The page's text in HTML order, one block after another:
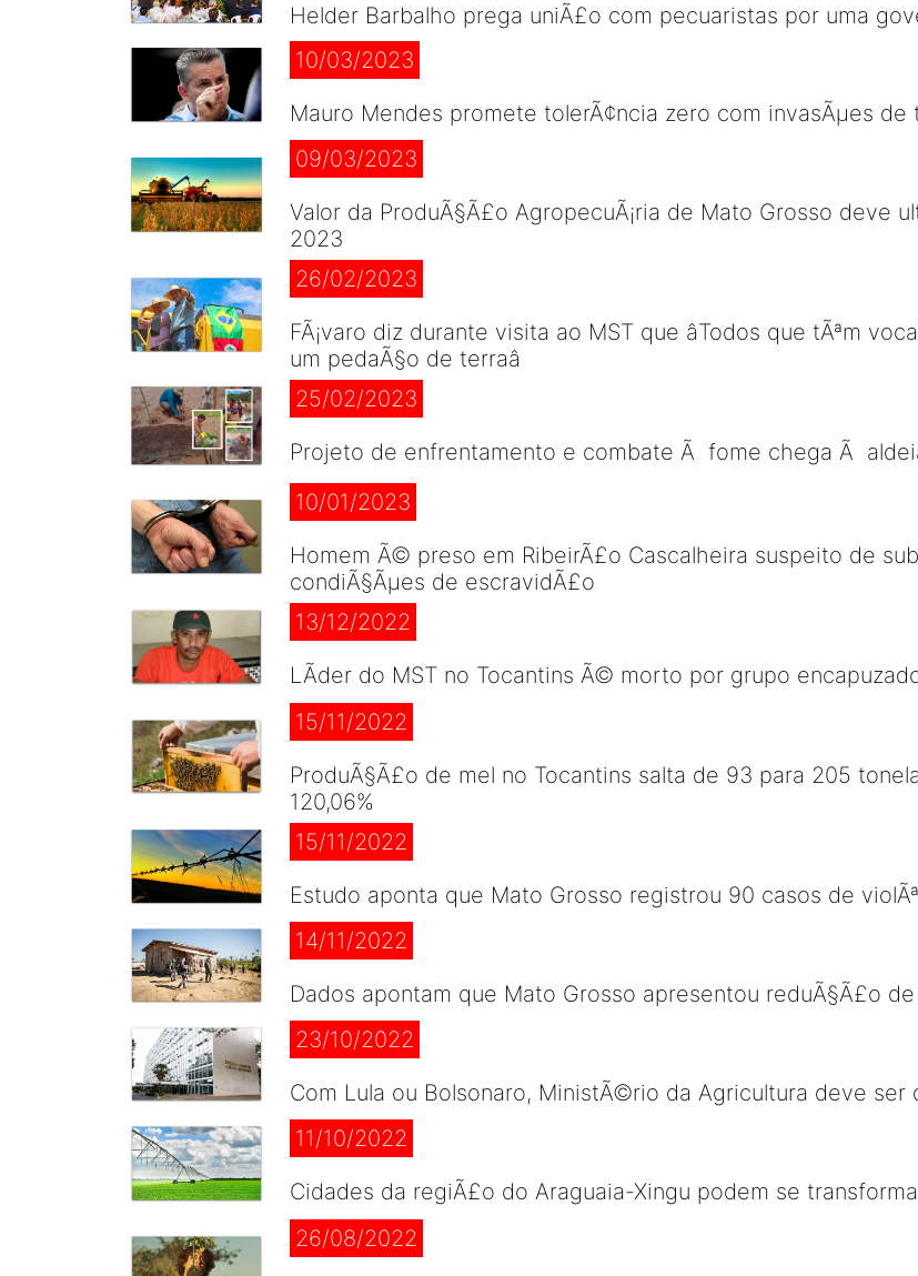
Helder Barbalho prega uniÃ£o com pecuaristas por uma
10/03/2023
Mauro Mendes promete tolerÃ¢ncia zero com invasÃµes
09/03/2023
Valor da ProduÃ§Ã£o AgropecuÃ¡ria de Mato Grosso deve
2023
26/02/2023
FÃ¡varo diz durante visita ao MST que âTodos que tÃªm
um pedaÃ§o de terraâ
25/02/2023
Projeto de enfrentamento e combate Ã fome chega Ã
10/01/2023
Homem Ã© preso em RibeirÃ£o Cascalheira suspeito de
condiÃ§Ãµes de escravidÃ£o
13/12/2022
LÃ­der do MST no Tocantins Ã© morto por grupo
15/11/2022
ProduÃ§Ã£o de mel no Tocantins salta de 93 para 205
120,06%
15/11/2022
Estudo aponta que Mato Grosso registrou 90 casos de
14/11/2022
Dados apontam que Mato Grosso apresentou reduÃ§Ã£o
23/10/2022
Com Lula ou Bolsonaro, MinistÃ©rio da Agricultura deve
11/10/2022
Cidades da regiÃ£o do Araguaia-Xingu podem se
26/08/2022